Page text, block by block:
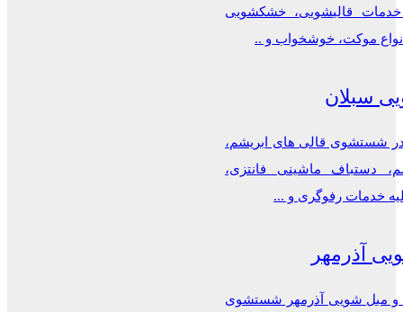
قالیشویی، خشکشویی
موکت، خوشخواب و ..
سبلان
شستشوی قالی های ابریشم،
دستباف ماشینی فانتزی،
خدمات رفوگری و ...
آذرمهر
و مبل شویی آذرمهر شستشوی